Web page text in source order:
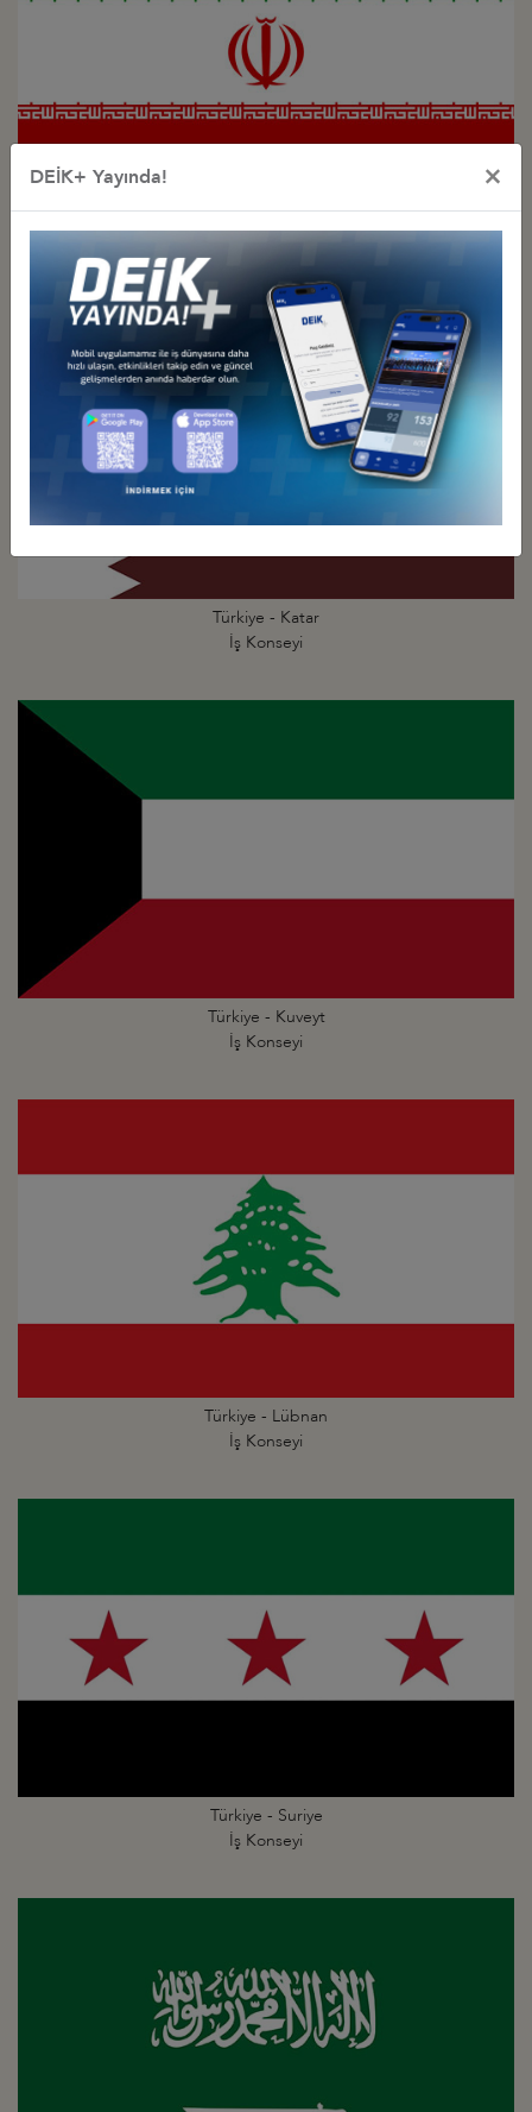
Türkiye - İran
İş Konseyi
Türkiye - Katar
İş Konseyi
Türkiye - Kuveyt
İş Konseyi
Türkiye - Lübnan
İş Konseyi
Türkiye - Suriye
İş Konseyi
DEİK+ Yayında! ×